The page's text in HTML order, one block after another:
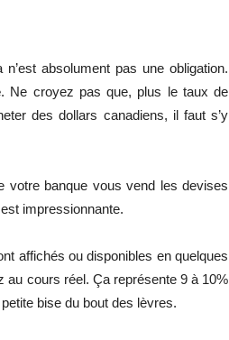
absolument pas une obligation.
. Ne croyez pas que, plus le taux de
des dollars canadiens, il faut s’y
votre banque vous vend les devises
impressionnante.
affichés ou disponibles en quelques
cours réel. Ça représente 9 à 10%
bise du bout des lèvres.